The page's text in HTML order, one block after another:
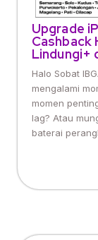
Upgrade
Cashback
Lindungi+
Halo Sobat
mengalami
momen
lag? Atau
baterai